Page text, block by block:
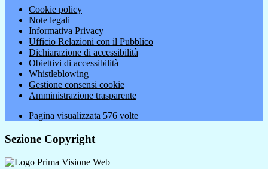
Cookie policy
Note legali
Informativa Privacy
Ufficio Relazioni con il Pubblico
Dichiarazione di accessibilità
Obiettivi di accessibilità
Whistleblowing
Gestione consensi cookie
Amministrazione trasparente
Pagina visualizzata 576 volte
Sezione Copyright